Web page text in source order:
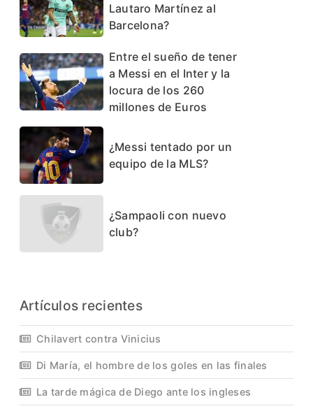
Lautaro Martínez al
Barcelona?
Entre el sueño de tener
a Messi en el Inter y la
locura de los 260
millones de Euros
¿Messi tentado por un
equipo de la MLS?
¿Sampaoli con nuevo
club?
Artículos recientes
Chilavert contra Vinicius
Di María, el hombre de los goles en las finales
La tarde mágica de Diego ante los ingleses